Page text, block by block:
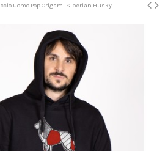
Uomo Pop Origami Siberian Husky